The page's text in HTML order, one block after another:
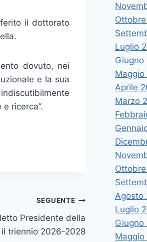
il dottorato
dovuto, nei
e la sua
ricerca”.
SEGUENTE
Presidente della
triennio 2026-2028
Luglio
Giugno
Aprile
Marzo
Agosto
Luglio
Giugno